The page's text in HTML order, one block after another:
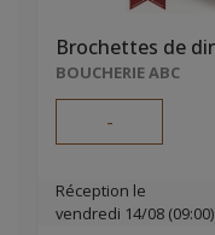
BOUCHERIE ABC
-
Réception le
vendredi 14/08 (09:00)